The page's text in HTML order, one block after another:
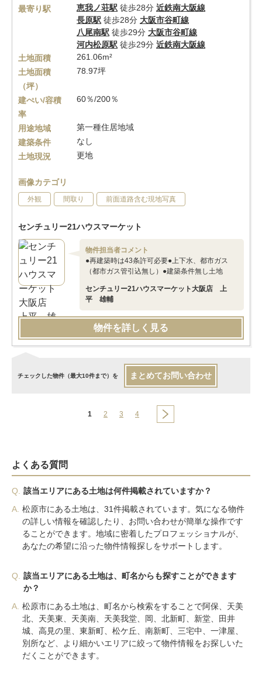
最寄り駅
恵我ノ荘駅 徒歩28分 近鉄南大阪線
長原駅 徒歩28分 大阪市谷町線
八尾南駅 徒歩29分 大阪市谷町線
河内松原駅 徒歩29分 近鉄南大阪線
土地面積
261.06m²
土地面積
（坪）
78.97坪
建ぺい/容積
率
60％/200％
用途地域
第一種住居地域
建築条件
なし
土地現況
更地
画像カテゴリ
外観 間取り 前面道路含む現地写真
センチュリー21ハウスマーケット
物件担当者コメント
●再建築時は43条許可必要●上下水、都市ガス
（都市ガス管引込無し）●建築条件無し土地
センチュリー21ハウスマーケット大阪店 上
平 雄輔
物件を詳しく見る
チェックした物件（最大10件まで）を まとめてお問い合わせ
1 2 3 4
よくある質問
Q.
該当エリアにある土地は何件掲載されていますか？
A. 松原市にある土地は、31件掲載されています。気になる物件
の詳しい情報を確認したり、お問い合わせが簡単な操作です
ることができます。地域に密着したプロフェッショナルが、
あなたの希望に沿った物件情報探しをサポートします。
Q.
該当エリアにある土地は、町名からも探すことができます
か？
A. 松原市にある土地は、町名から検索をすることで阿保、天美
北、天美東、天美南、天美我堂、岡、北新町、新堂、田井
城、高見の里、東新町、松ケ丘、南新町、三宅中、一津屋、
別所など、より細かいエリアに絞って物件情報をお探しいた
だくことができます。